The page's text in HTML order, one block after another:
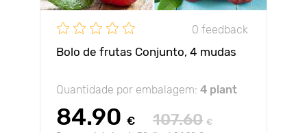
0 feedback
Bolo de frutas Conjunto, 4 mudas
Quantidade por embalagem: 4 plant
84.90 € 107.60 €